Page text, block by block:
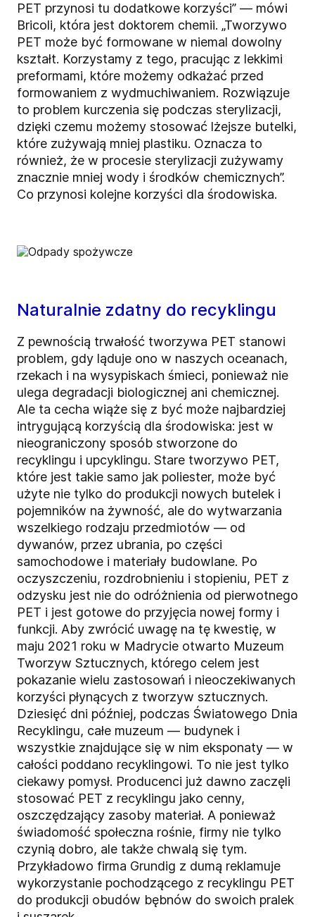
PET przynosi tu dodatkowe korzyści” — mówi
Bricoli, która jest doktorem chemii. „Tworzywo
PET może być formowane w niemal dowolny
kształt. Korzystamy z tego, pracując z lekkimi
preformami, które możemy odkażać przed
formowaniem z wydmuchiwaniem. Rozwiązuje
to problem kurczenia się podczas sterylizacji,
dzięki czemu możemy stosować lżejsze butelki,
które zużywają mniej plastiku. Oznacza to
również, że w procesie sterylizacji zużywamy
znacznie mniej wody i środków chemicznych”.
Co przynosi kolejne korzyści dla środowiska.
Naturalnie zdatny do recyklingu
Z pewnością trwałość tworzywa PET stanowi
problem, gdy ląduje ono w naszych oceanach,
rzekach i na wysypiskach śmieci, ponieważ nie
ulega degradacji biologicznej ani chemicznej.
Ale ta cecha wiąże się z być może najbardziej
intrygującą korzyścią dla środowiska: jest w
nieograniczony sposób stworzone do
recyklingu i upcyklingu. Stare tworzywo PET,
które jest takie samo jak poliester, może być
użyte nie tylko do produkcji nowych butelek i
pojemników na żywność, ale do wytwarzania
wszelkiego rodzaju przedmiotów — od
dywanów, przez ubrania, po części
samochodowe i materiały budowlane. Po
oczyszczeniu, rozdrobnieniu i stopieniu, PET z
odzysku jest nie do odróżnienia od pierwotnego
PET i jest gotowe do przyjęcia nowej formy i
funkcji. Aby zwrócić uwagę na tę kwestię, w
maju 2021 roku w Madrycie otwarto Muzeum
Tworzyw Sztucznych, którego celem jest
pokazanie wielu zastosowań i nieoczekiwanych
korzyści płynących z tworzyw sztucznych.
Dziesięć dni później, podczas Światowego Dnia
Recyklingu, całe muzeum — budynek i
wszystkie znajdujące się w nim eksponaty — w
całości poddano recyklingowi. To nie jest tylko
ciekawy pomysł. Producenci już dawno zaczęli
stosować PET z recyklingu jako cenny,
oszczędzający zasoby materiał. A ponieważ
świadomość społeczna rośnie, firmy nie tylko
czynią dobro, ale także chwalą się tym.
Przykładowo firma Grundig z dumą reklamuje
wykorzystanie pochodzącego z recyklingu PET
do produkcji obudów bębnów do swoich pralek